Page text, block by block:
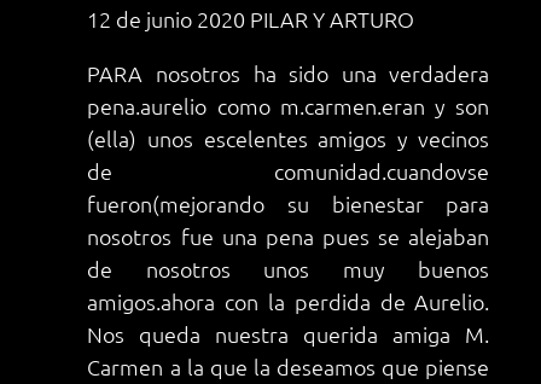
12 de junio 2020 PILAR Y ARTURO
PARA nosotros ha sido una verdadera
pena.aurelio como m.carmen.eran y son
(ella) unos escelentes amigos y vecinos
de comunidad.cuandovse
fueron(mejorando su bienestar para
nosotros fue una pena pues se alejaban
de nosotros unos muy buenos
amigos.ahora con la perdida de Aurelio.
Nos queda nuestra querida amiga M.
Carmen a la que la deseamos que piense